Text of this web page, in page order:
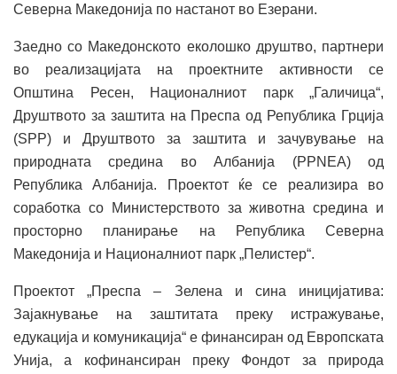
Северна Македонија по настанот во Езерани.
Заедно со Македонското еколошко друштво, партнери
во реализацијата на проектните активности се
Општина Ресен, Националниот парк „Галичица“,
Друштвото за заштита на Преспа од Република Грција
(SPP) и Друштвото за заштита и зачувување на
природната средина во Албанија (PPNEA) од
Република Албанија. Проектот ќе се реализира во
соработка со Министерството за животна средина и
просторно планирање на Република Северна
Македонија и Националниот парк „Пелистер“.
Проектот „Преспа – Зелена и сина иницијатива:
Зајакнување на заштитата преку истражување,
едукација и комуникација“ е финансиран од Европската
Унија, а кофинансиран преку Фондот за природа